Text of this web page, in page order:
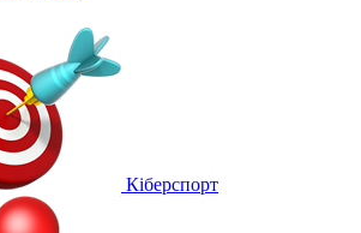
Кіберспорт